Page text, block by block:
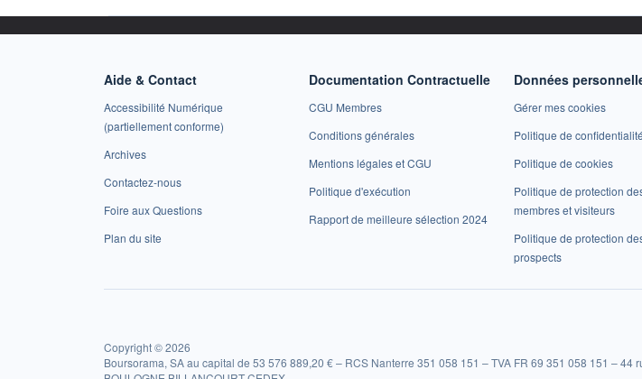
Aide & Contact
Accessibilité Numérique
(partiellement conforme)
Archives
Contactez-nous
Foire aux Questions
Plan du site
Documentation Contractuelle
CGU Membres
Conditions générales
Mentions légales et CGU
Politique d'exécution
Rapport de meilleure sélection 2024
Données
Gérer mes cookies
Politique de confidentialité
Politique de cookies
Politique de protection
membres et visiteurs
Politique de protection
prospects
Copyright © 2026
Boursorama, SA au capital de 53 576 889,20 € – RCS Nanterre 351 058 151 – TVA FR 69 351 058 151 – 44